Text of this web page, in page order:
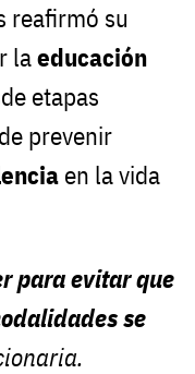
reafirmó su
laeducación
etapas
prevenir
en la vida
para evitar que
se